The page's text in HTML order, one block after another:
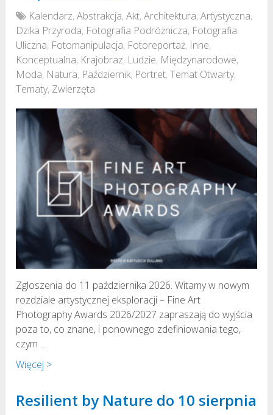
Kalendarz,Abstrakcja,Akt,Architektura,Artystyczna,
Dzika Przyroda, Fotografia Podróżnicza, Fotografia
Uliczna, Fotomanipulacja, Fotoreportaż, Inne,
Konceptualna, Krajobraz, Ludzie, Międzynarodowe,
Moda, Natura, Październik, Portret,Temat Otwarty,
Tematy, Zwierzęta
Zgloszenia do 11 października 2026. Witamy w nowym
rozdziale artystycznej eksploracji – Fine Art
Photography Awards 2026/2027 zapraszają do wyjścia
poza to, co znane, i ponownego zdefiniowania tego,
czym …
Więcej >
Resilient by Nature do 10 sierpnia